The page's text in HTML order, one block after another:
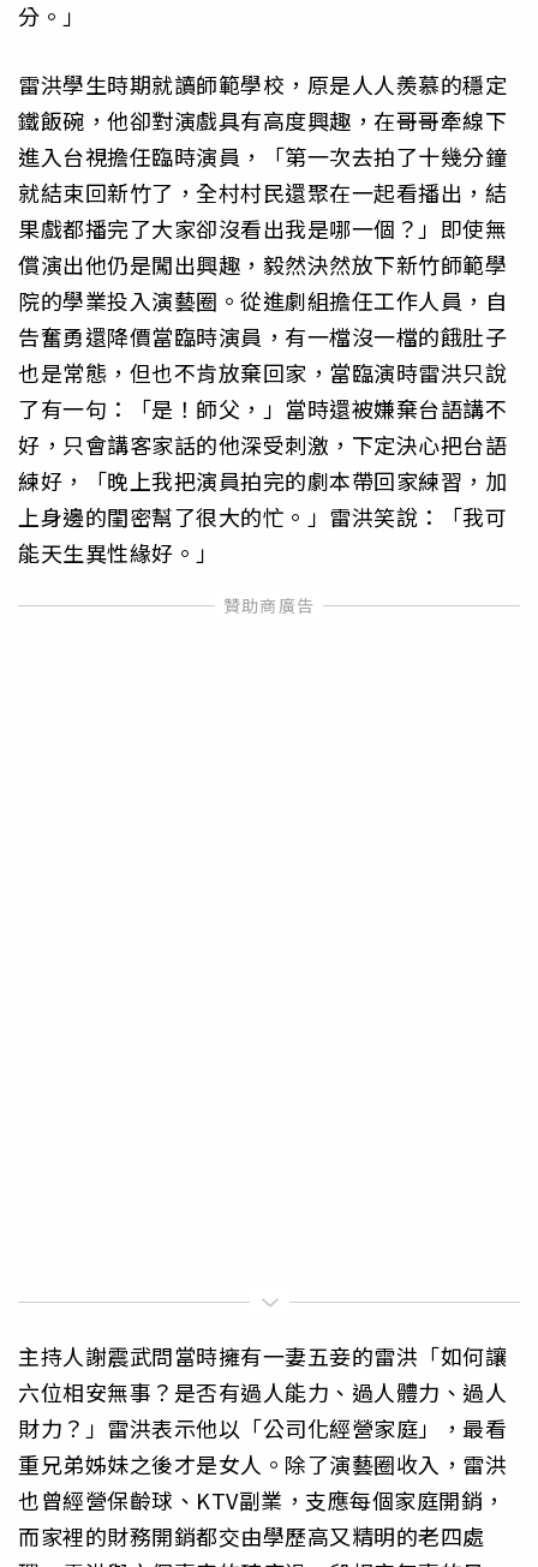
分。」
雷洪學生時期就讀師範學校，原是人人羨慕的穩定
鐵飯碗，他卻對演戲具有高度興趣，在哥哥牽線下
進入台視擔任臨時演員，「第一次去拍了十幾分鐘
就結束回新竹了，全村村民還聚在一起看播出，結
果戲都播完了大家卻沒看出我是哪一個？」即使無
償演出他仍是闖出興趣，毅然決然放下新竹師範學
院的學業投入演藝圈。從進劇組擔任工作人員，自
告奮勇還降價當臨時演員，有一檔沒一檔的餓肚子
也是常態，但也不肯放棄回家，當臨演時雷洪只說
了有一句：「是！師父，」當時還被嫌棄台語講不
好，只會講客家話的他深受刺激，下定決心把台語
練好，「晚上我把演員拍完的劇本帶回家練習，加
上身邊的閨密幫了很大的忙。」雷洪笑說：「我可
能天生異性緣好。」
主持人謝震武問當時擁有一妻五妾的雷洪「如何讓
六位相安無事？是否有過人能力、過人體力、過人
財力？」雷洪表示他以「公司化經營家庭」，最看
重兄弟姊妹之後才是女人。除了演藝圈收入，雷洪
也曾經營保齡球、KTV副業，支應每個家庭開銷，
而家裡的財務開銷都交由學歷高又精明的老四處